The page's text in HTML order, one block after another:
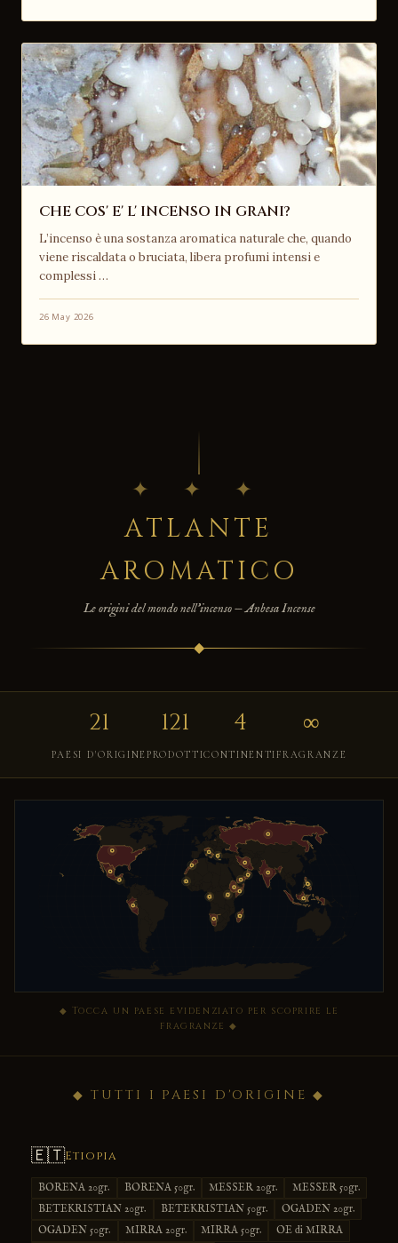
CHE COS' E' L' INCENSO IN GRANI?
L’incenso è una sostanza aromatica naturale che, quando
viene riscaldata o bruciata, libera profumi intensi e
complessi …
26 May 2026
✦ ✦ ✦
ATLANTE
AROMATICO
Le origini del mondo nell'incenso — Anbesa Incense
◆
21
PAESI D'ORIGINE
121
PRODOTTI
4
CONTINENTI
∞
FRAGRANZE
◆ Tocca un paese evidenziato per scoprire le
fragranze ◆
◆ TUTTI I PAESI D'ORIGINE ◆
🇪🇹Etiopia
BORENA 20gr. BORENA 50gr. MESSER 20gr.
MESSER 50gr.
BETEKRISTIAN 20gr.
BETEKRISTIAN 50gr.
OGADEN 20gr.
OGADEN 50gr.
MIRRA 20gr. MIRRA 50gr. OE di MIRRA